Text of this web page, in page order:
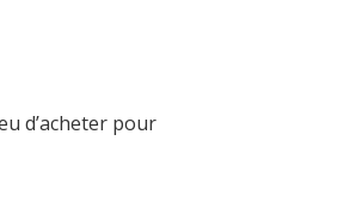
d’acheter pour